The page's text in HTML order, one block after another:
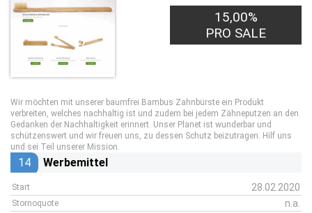
15,00%
PRO SALE
Wir möchten mit unserer baumfrei Bambus Zahnbürste ein Produkt
verbreiten, welches nachhaltig ist und zudem bei jedem Zähneputzen an den
Gedanken der Nachhaltigkeit erinnert. Unser Planet ist wunderbar und
schützenswert und wir freuen uns, zu dessen Schutz beizutragen. Hilf uns
und sei Teil unserer Mission.
14 Werbemittel
Start 28.02.2020
Stornoquote n.a.